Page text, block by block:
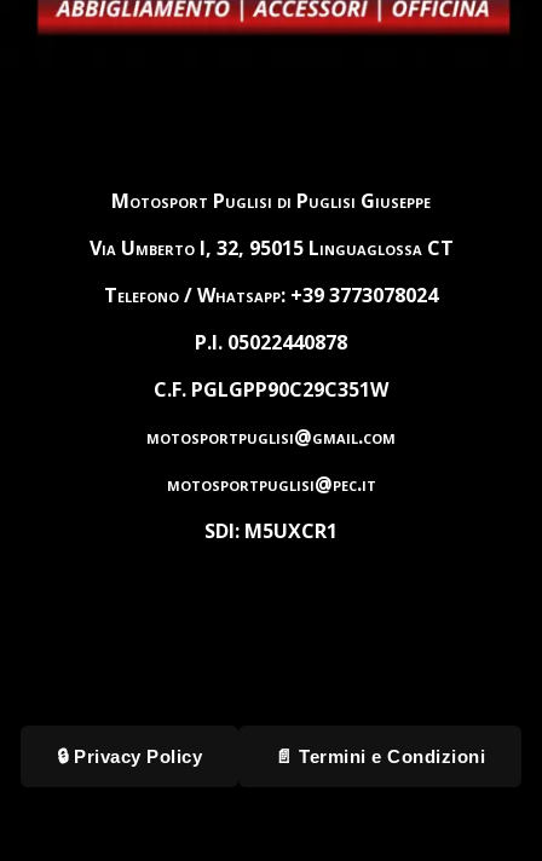
Motosport Puglisi di Puglisi Giuseppe
Via Umberto I, 32, 95015 Linguaglossa CT
Telefono / Whatsapp: +39 3773078024
P.I. 05022440878
C.F. PGLGPP90C29C351W
motosportpuglisi@gmail.com
motosportpuglisi@pec.it
SDI: M5UXCR1
🔒 Privacy Policy 📄 Termini e Condizioni